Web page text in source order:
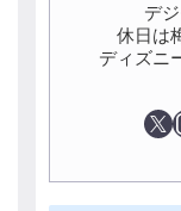
デ
休日は
ディズニ